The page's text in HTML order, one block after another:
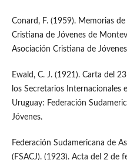
Conard, F. (1959). Memorias
Cristiana de Jóvenes de
Asociación Cristiana de
Ewald, C. J. (1921). Carta del
los Secretarios Internacionales
Uruguay: Federación
Jóvenes.
Federación Sudamericana de
(FSACJ). (1923). Acta del 2 de